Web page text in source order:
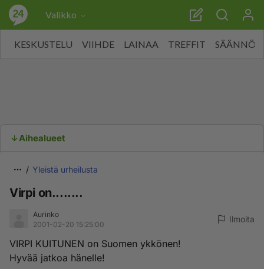
Valikko
KESKUSTELU VIIHDE LAINAA TREFFIT SÄÄNNÖT
Aihealueet
Yleistä urheilusta
Virpi on........
Aurinko
2001-02-20 15:25:00
Ilmoita
VIRPI KUITUNEN on Suomen ykkönen!
Hyvää jatkoa hänelle!